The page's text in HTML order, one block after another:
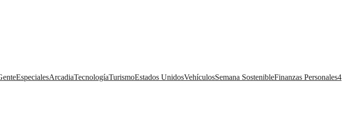
EspecialesArcadiaTecnologíaTurismoEstados UnidosVehículosSemana SostenibleFinanzas Personales4